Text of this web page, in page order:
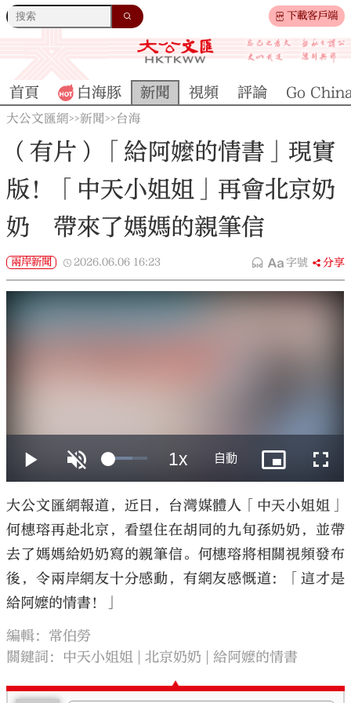
下載客戶端
大公文匯
首頁 白海豚 新聞 視頻 評論 Go
大公文匯網>>新聞>> 台海
（有片）「給阿嬤的情書」現實
版！「中天小姐姐」再會北京奶
奶 帶來了媽媽的親筆信
兩岸新聞 2026.06.06 16:23 字號 分享
大公文匯網報道，近日，台灣媒體人「中天小姐姐」
何橞瑢再赴北京，看望住在胡同的九旬孫奶奶，並帶
去了媽媽給奶奶寫的親筆信。何橞瑢將相關視頻發布
後，令兩岸網友十分感動，有網友感慨道：「這才是
給阿嬤的情書！」
編輯：常伯勞
關鍵詞： 中天小姐姐 北京奶奶 給阿嬤的情書